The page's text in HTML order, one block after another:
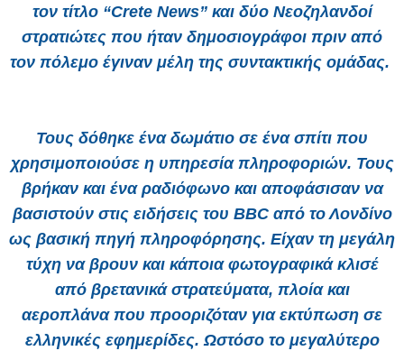
τον τίτλο “Crete News” και δύο Νεοζηλανδοί
στρατιώτες που ήταν δημοσιογράφοι πριν από
τον πόλεμο έγιναν μέλη της συντακτικής ομάδας.
Τους δόθηκε ένα δωμάτιο σε ένα σπίτι που
χρησιμοποιούσε η υπηρεσία πληροφοριών. Τους
βρήκαν και ένα ραδιόφωνο και αποφάσισαν να
βασιστούν στις ειδήσεις του BBC από το Λονδίνο
ως βασική πηγή πληροφόρησης. Είχαν τη μεγάλη
τύχη να βρουν και κάποια φωτογραφικά κλισέ
από βρετανικά στρατεύματα, πλοία και
αεροπλάνα που προοριζόταν για εκτύπωση σε
ελληνικές εφημερίδες. Ωστόσο το μεγαλύτερο